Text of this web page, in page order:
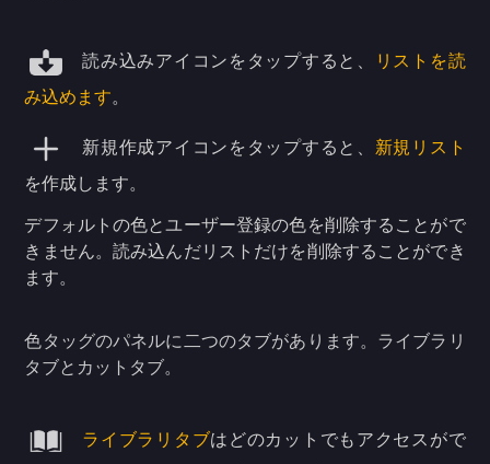
読み込みアイコンをタップすると、
リストを読
み込めます。
新規作成アイコンをタップすると、 新規リスト
を作成します。
デフォルトの色とユーザー登録の色を削除することがで
きません。読み込んだリストだけを削除することができ
ます。
色タッグのパネルに二つのタブがあります。ライブラリ
タブとカットタブ。
ライブラリタブはどのカットでもアクセスがで